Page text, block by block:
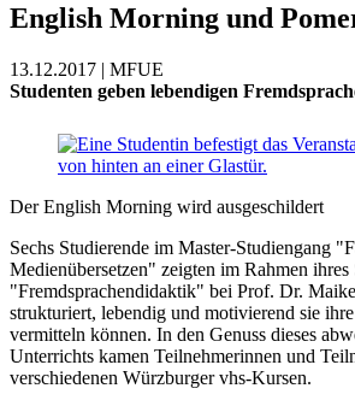
English Morning und
13.12.2017 | MFUE
Studenten geben lebendigen
Der English Morning wird ausgeschildert
Sechs Studierende im Master-Studiengang
Medienübersetzen" zeigten im Rahmen ihres
"Fremdsprachendidaktik" bei Prof. Dr.
strukturiert, lebendig und motivierend sie
vermitteln können. In den Genuss dieses
Unterrichts kamen Teilnehmerinnen und
verschiedenen Würzburger vhs-Kursen.